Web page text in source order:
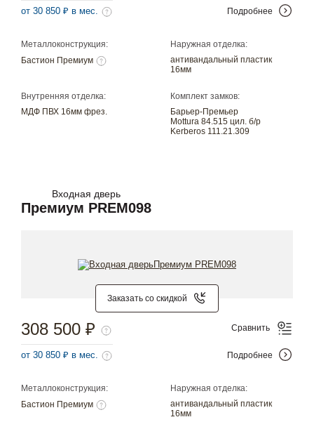
Металлоконструкция:
Бастион Премиум
Наружная отделка:
антивандальный пластик
16мм
Внутренняя отделка:
МДФ ПВХ 16мм фрез.
Комплект замков:
Барьер-Премьер
Mottura 84.515 цил. б/р
Kerberos 111.21.309
от 30 850 ₽ в мес. Подробнее
Входная дверь
Премиум PREM098
Заказать со скидкой
Металлоконструкция:
Бастион Премиум
Наружная отделка:
антивандальный пластик
16мм
308 500 ₽
от 30 850 ₽ в мес.
Сравнить
Подробнее